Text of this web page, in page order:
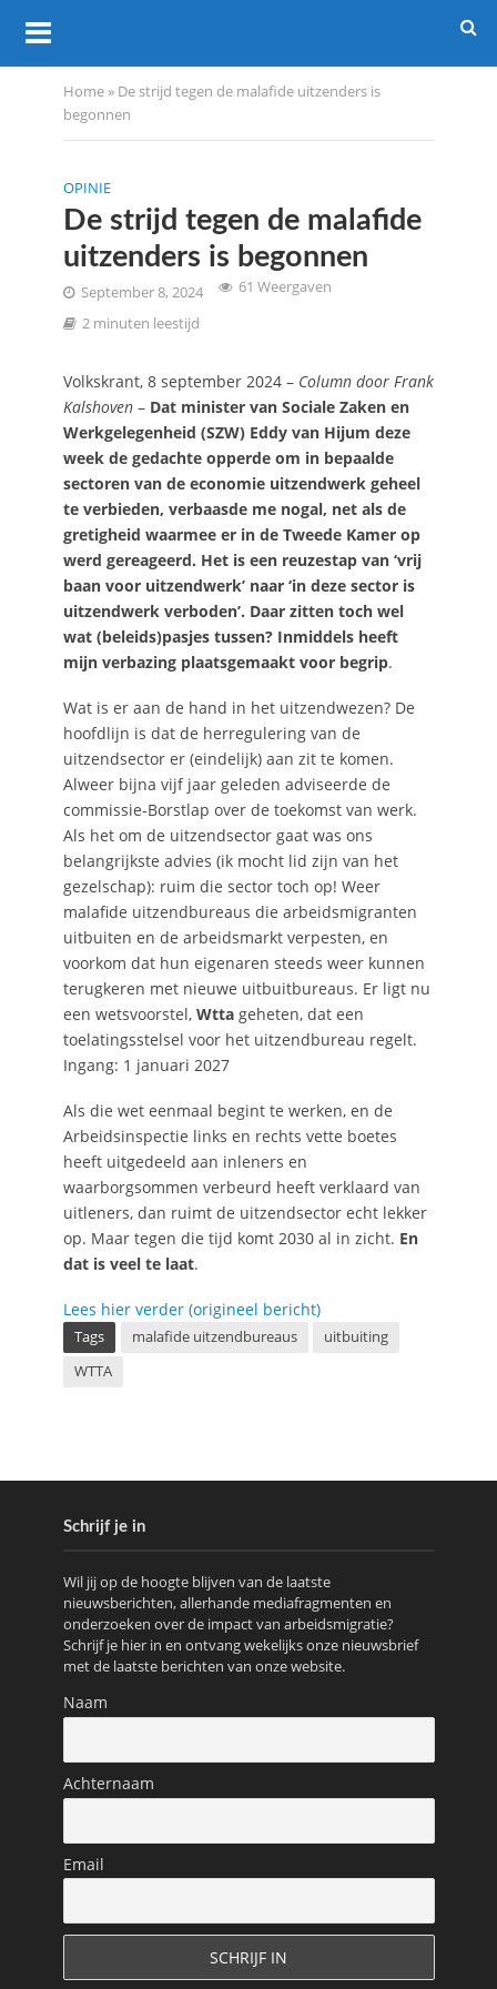
Home» De strijd tegen de malafide uitzenders is
begonnen
OPINIE
De strijd tegen de malafide
uitzenders is begonnen
September 8, 2024
61 Weergaven
2 minuten leestijd
Volkskrant, 8 september 2024 – Column door Frank
Kalshoven– Dat minister van Sociale Zaken en
Werkgelegenheid (SZW) Eddy van Hijum deze
week de gedachte opperde om in bepaalde
sectoren van de economie uitzendwerk geheel
te verbieden, verbaasde me nogal, net als de
gretigheid waarmee er in de Tweede Kamer op
werd gereageerd. Het is een reuzestap van ‘vrij
baan voor uitzendwerk’ naar ‘in deze sector is
uitzendwerk verboden’. Daar zitten toch wel
wat (beleids)pasjes tussen? Inmiddels heeft
mijn verbazing plaatsgemaakt voor begrip.
Wat is er aan de hand in het uitzendwezen? De
hoofdlijn is dat de herregulering van de
uitzendsector er (eindelijk) aan zit te komen.
Alweer bijna vijf jaar geleden adviseerde de
commissie-Borstlap over de toekomst van werk.
Als het om de uitzendsector gaat was ons
belangrijkste advies (ik mocht lid zijn van het
gezelschap): ruim die sector toch op! Weer
malafide uitzendbureaus die arbeidsmigranten
uitbuiten en de arbeidsmarkt verpesten, en
voorkom dat hun eigenaren steeds weer kunnen
terugkeren met nieuwe uitbuitbureaus. Er ligt nu
een wetsvoorstel, Wttageheten, dat een
toelatingsstelsel voor het uitzendbureau regelt.
Ingang: 1 januari 2027
Als die wet eenmaal begint te werken, en de
Arbeidsinspectie links en rechts vette boetes
heeft uitgedeeld aan inleners en
waarborgsommen verbeurd heeft verklaard van
uitleners, dan ruimt de uitzendsector echt lekker
op. Maar tegen die tijd komt 2030 al in zicht. En
dat is veel te laat.
Lees hier verder (origineel bericht)
Tags malafide uitzendbureaus
uitbuiting
WTTA
Schrijf je in
Wil jij op de hoogte blijven van de laatste
nieuwsberichten, allerhande mediafragmenten en
onderzoeken over de impact van arbeidsmigratie?
Schrijf je hier in en ontvang wekelijks onze nieuwsbrief
met de laatste berichten van onze website.
Naam
Achternaam
Email